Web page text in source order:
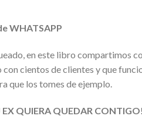
WHATSAPP
en este libro compartimos
cientos de clientes y que
que los tomes de ejemplo.
QUIERA QUEDAR CONTIGO!